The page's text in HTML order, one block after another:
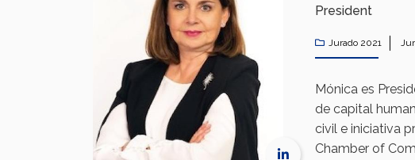
President
Jurado 2021
Mónica es
de capital
civil e iniciativa
Chamber of